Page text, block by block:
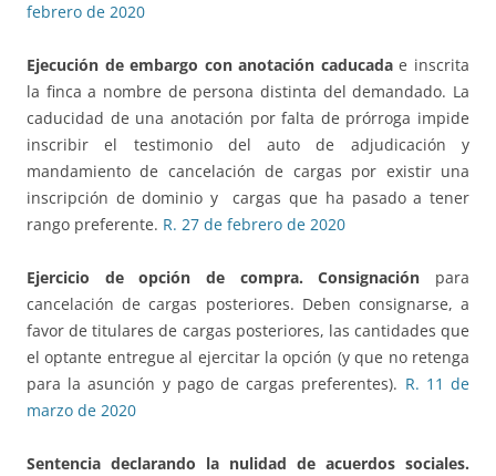
febrero de 2020
Ejecución de embargo con anotación caducadae inscrita
la finca a nombre de persona distinta del demandado. La
caducidad de una anotación por falta de prórroga impide
inscribir el testimonio del auto de adjudicación y
mandamiento de cancelación de cargas por existir una
inscripción de dominio y cargas que ha pasado a tener
rango preferente. R. 27 de febrero de 2020
Ejercicio de opción de compra. Consignación para
cancelación de cargas posteriores. Deben consignarse, a
favor de titulares de cargas posteriores, las cantidades que
el optante entregue al ejercitar la opción (y que no retenga
para la asunción y pago de cargas preferentes). R. 11 de
marzo de 2020
Sentencia declarando la nulidad de acuerdos sociales.